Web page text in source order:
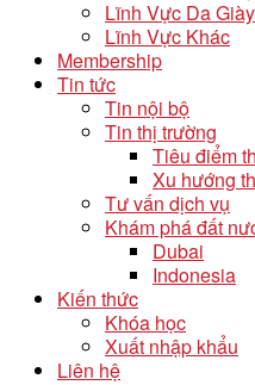
Lĩnh Vực Da Giày
Lĩnh Vực Khác
Membership
Tin tức
Tin nội bộ
Tin thị trường
Tiêu điểm
Xu hướng
Tư vấn dịch vụ
Khám phá đất
Dubai
Indonesia
Kiến thức
Khóa học
Xuất nhập khẩu
Liên hệ